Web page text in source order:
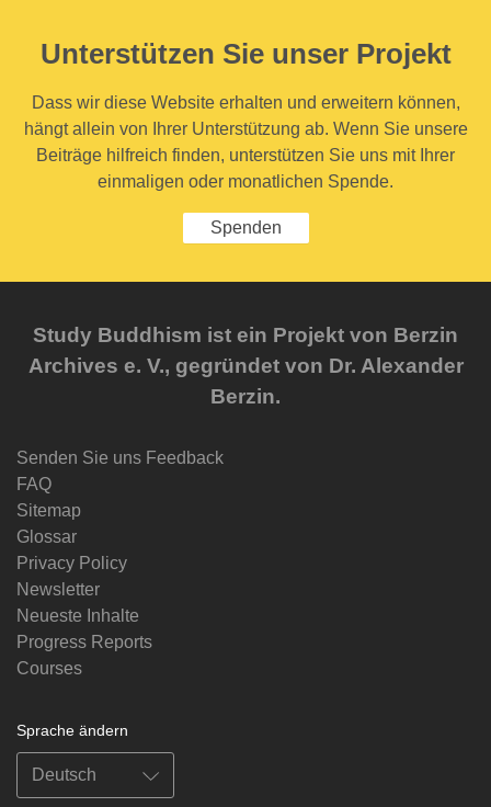
Unterstützen Sie unser Projekt
Dass wir diese Website erhalten und erweitern können,
hängt allein von Ihrer Unterstützung ab. Wenn Sie unsere
Beiträge hilfreich finden, unterstützen Sie uns mit Ihrer
einmaligen oder monatlichen Spende.
Spenden
Study Buddhism ist ein Projekt von Berzin
Archives e. V., gegründet von Dr. Alexander
Berzin.
Senden Sie uns Feedback
FAQ
Sitemap
Glossar
Privacy Policy
Newsletter
Neueste Inhalte
Progress Reports
Courses
Sprache ändern